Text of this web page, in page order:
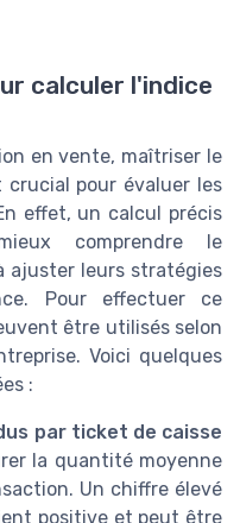
calculer l'indice
en vente, maîtriser le
pour évaluer les
effet, un calcul précis
comprendre le
ajuster leurs stratégies
Pour effectuer ce
être utilisés selon
Voici quelques
:
par ticket de caisse
la quantité moyenne
Un chiffre élevé
positive et peut être